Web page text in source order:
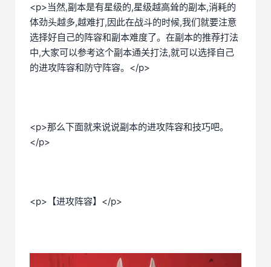
<p>当然,副本是有星级的,星级越高耸的副本,消耗的
体劲头越多,越难打,因此在战斗的时候,我们就要注意
选择好自己的阵容和副本难度了。在副本的推荐打法
中,大家可以参考这个副本通关打法,就可以选择自己
的进攻阵容和防守阵容。</p>
<p>那么下面就来说说副本的进攻阵容和技巧吧。
</p>
<p>【进攻阵容】</p>